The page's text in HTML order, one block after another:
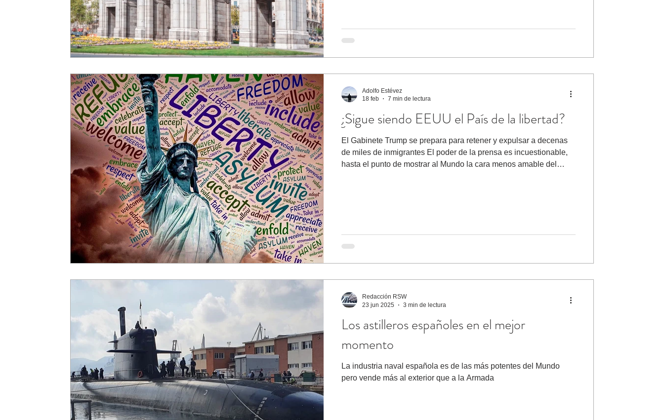
¿Sigue siendo EEUU el País de la libertad?
El Gabinete Trump se prepara para retener y expulsar a decenas
de miles de inmigrantes El poder de la prensa es incuestionable,
hasta el punto de mostrar al Mundo la cara menos amable del
Adolfo Estévez
18 feb
7 min de lectura
Los astilleros españoles en el mejor
momento
La industria naval española es de las más potentes del Mundo
pero vende más al exterior que a la Armada
Redacción RSW
23 jun 2025
3 min de lectura